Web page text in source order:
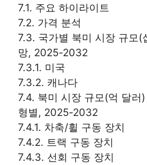
7.1. 주요 하이라이트
7.2. 가격 분석
7.3. 국가별 북미 시장 규모(
망, 2025-2032
7.3.1. 미국
7.3.2. 캐나다
7.4. 북미 시장 규모(억 달러
형별, 2025-2032
7.4.1. 차축/휠 구동 장치
7.4.2. 트랙 구동 장치
7.4.3. 선회 구동 장치